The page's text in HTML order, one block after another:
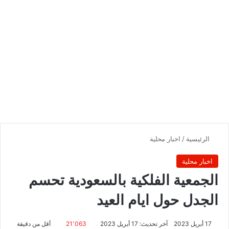
الرئيسية / اخبار محلية
اخبار محلية
الجمعية الفلكية بالسعودية تحسم
الجدل حول ايام العيد
17 أبريل 2023 آخر تحديث: 17 أبريل 2023 21٬063 أقل من دقيقة